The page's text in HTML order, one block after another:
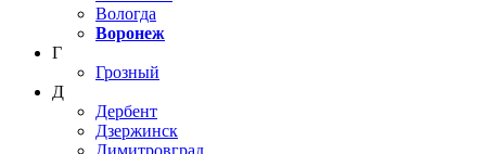
Вологда
Воронеж
Г
Грозный
Д
Дербент
Дзержинск